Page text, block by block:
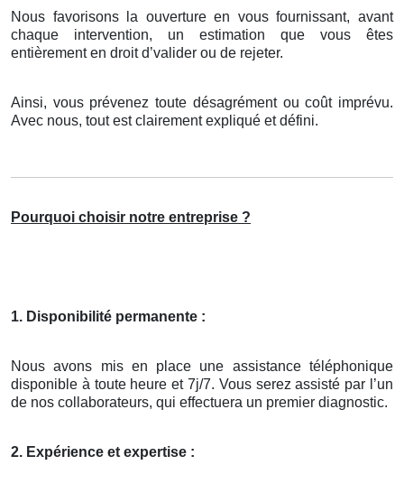
Nous favorisons la ouverture en vous fournissant, avant
chaque intervention, un estimation que vous êtes
entièrement en droit d’valider ou de rejeter.
Ainsi, vous prévenez toute désagrément ou coût imprévu.
Avec nous, tout est clairement expliqué et défini.
Pourquoi choisir notre entreprise ?
1. Disponibilité permanente :
Nous avons mis en place une assistance téléphonique
disponible à toute heure et 7j/7. Vous serez assisté par l’un
de nos collaborateurs, qui effectuera un premier diagnostic.
2. Expérience et expertise :